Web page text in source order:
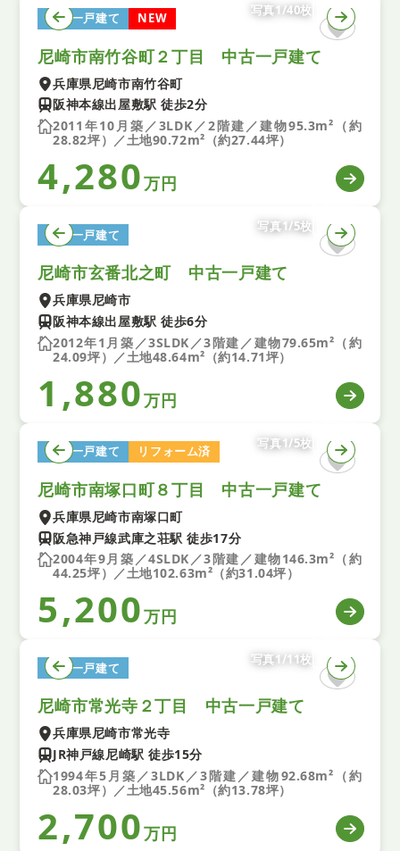
中古一戸建て NEW
写真1/40枚
尼崎市南竹谷町２丁目 中古一戸建て
兵庫県尼崎市南竹谷町
阪神本線出屋敷駅 徒歩2分
2011年10月築／3LDK／2階建／建物95.3m²（約
28.82坪）／土地90.72m²（約27.44坪）
4,280万円
中古一戸建て
写真1/5枚
尼崎市玄番北之町 中古一戸建て
兵庫県尼崎市
阪神本線出屋敷駅 徒歩6分
2012年1月築／3SLDK／3階建／建物79.65m²（約
24.09坪）／土地48.64m²（約14.71坪）
1,880万円
中古一戸建て リフォーム済
写真1/5枚
尼崎市南塚口町８丁目 中古一戸建て
兵庫県尼崎市南塚口町
阪急神戸線武庫之荘駅 徒歩17分
2004年9月築／4SLDK／3階建／建物146.3m²（約
44.25坪）／土地102.63m²（約31.04坪）
5,200万円
中古一戸建て
写真1/11枚
尼崎市常光寺２丁目 中古一戸建て
兵庫県尼崎市常光寺
JR神戸線尼崎駅 徒歩15分
1994年5月築／3LDK／3階建／建物92.68m²（約
28.03坪）／土地45.56m²（約13.78坪）
2,700万円